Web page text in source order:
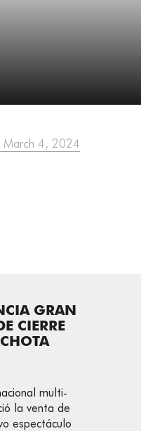
March 4, 2024
GRAN
CIERRE
multi-
la venta de
espectáculo